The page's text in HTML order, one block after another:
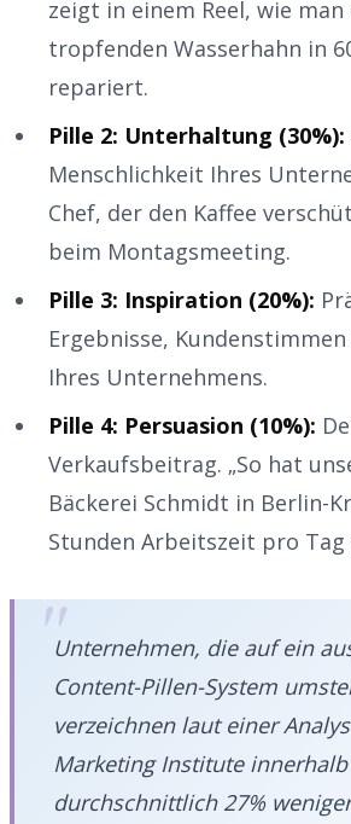
zeigt in einem Reel, wie man
tropfenden Wasserhahn in
repariert.
Pille 2: Unterhaltung (30%):
Menschlichkeit Ihres
Chef, der den Kaffee
beim Montagsmeeting.
Pille 3: Inspiration (20%):
Ergebnisse,
Ihres Unternehmens.
Pille 4: Persuasion (10%):
Verkaufsbeitrag. „So hat
Bäckerei Schmidt in Berlin-
Stunden Arbeitszeit pro Tag
Unternehmen, die auf ein
Content-Pillen-System
verzeichnen laut einer
Marketing Instituteinnerhalb
durchschnittlich 27%